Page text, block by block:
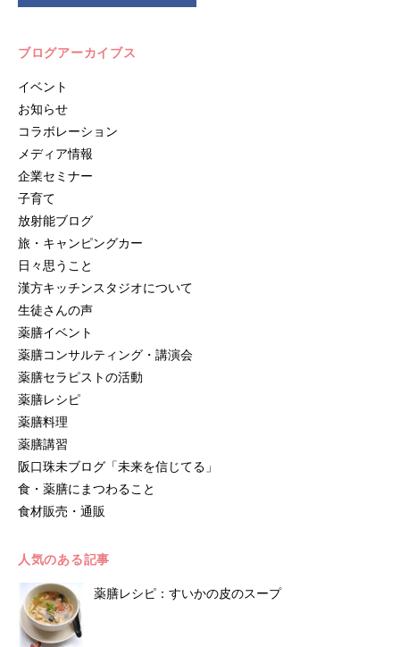
ブログアーカイブス
イベント
お知らせ
コラボレーション
メディア情報
企業セミナー
子育て
放射能ブログ
旅・キャンピングカー
日々思うこと
漢方キッチンスタジオについて
生徒さんの声
薬膳イベント
薬膳コンサルティング・講演会
薬膳セラピストの活動
薬膳レシピ
薬膳料理
薬膳講習
阪口珠未ブログ「未来を信じてる」
食・薬膳にまつわること
食材販売・通販
人気のある記事
薬膳レシピ：すいかの皮のスープ